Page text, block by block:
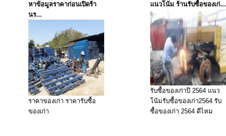
หาข้อมูลราคาก่อนเปิดร้า
นร...
ราคาของเก่า ราคารับซื้อ
ของเก่า
แนวโน้ม ร้านรับซื้อของเก่...
รับซื้อของเก่าปี 2564 แนว
โน้มรับซื้อของเก่า2564 รับ
ซื้อของเก่า 2564 ดีไหม